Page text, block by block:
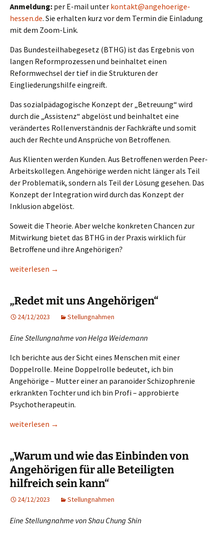
Anmeldung: per E-mail unter kontakt@angehoerige-
hessen.de. Sie erhalten kurz vor dem Termin die Einladung
mit dem Zoom-Link.
Das Bundesteilhabegesetz (BTHG) ist das Ergebnis von
langen Reformprozessen und beinhaltet einen
Reformwechsel der tief in die Strukturen der
Eingliederungshilfe eingreift.
Das sozialpädagogische Konzept der „Betreuung“ wird
durch die „Assistenz“ abgelöst und beinhaltet eine
verändertes Rollenverständnis der Fachkräfte und somit
auch der Rechte und Ansprüche von Betroffenen.
Aus Klienten werden Kunden. Aus Betroffenen werden Peer-
Arbeitskollegen. Angehörige werden nicht länger als Teil
der Problematik, sondern als Teil der Lösung gesehen. Das
Konzept der Integration wird durch das Konzept der
Inklusion abgelöst.
Soweit die Theorie. Aber welche konkreten Chancen zur
Mitwirkung bietet das BTHG in der Praxis wirklich für
Betroffene und ihre Angehörigen?
01.11.2024: Das Bundesteilhabegesetz – neue Chancen und
weiterlesen →
„Redet mit uns Angehörigen“
24/12/2023 Stellungnahmen
Eine Stellungnahme von Helga Weidemann
Ich berichte aus der Sicht eines Menschen mit einer
Doppelrolle. Meine Doppelrolle bedeutet, ich bin
Angehörige – Mutter einer an paranoider Schizophrenie
erkrankten Tochter und ich bin Profi – approbierte
Psychotherapeutin.
„Redet mit uns Angehörigen“
weiterlesen →
„Warum und wie das Einbinden von
Angehörigen für alle Beteiligten
hilfreich sein kann“
24/12/2023 Stellungnahmen
Eine Stellungnahme von Shau Chung Shin